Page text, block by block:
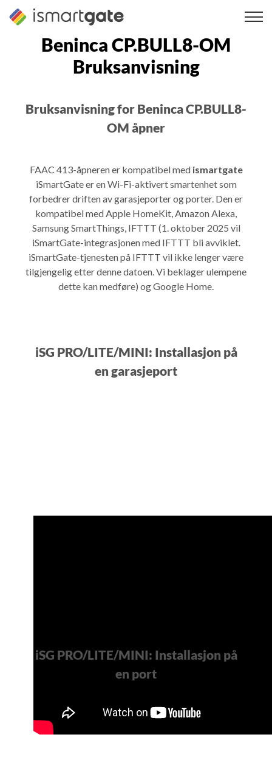
Hopp
Beninca CP.BULL8-OM
Bruksanvisning
Bruksanvisning for Beninca CP.BULL8-
OM åpner
FAAC 413-åpneren er kompatibel med ismartgate
iSmartGate er en Wi-Fi-aktivert smartenhet som
forbedrer driften av garasjeporter og porter. Den er
kompatibel med Apple HomeKit, Amazon Alexa,
Samsung SmartThings, IFTTT (1. oktober 2025 vil
iSmartGate-integrasjonen med IFTTT bli avviklet.
iSmartGate-tjenesten på IFTTT vil ikke lenger være
tilgjengelig etter denne datoen. Vi beklager ulempene
dette kan medføre) og Google Home.
iSG PRO/LITE/MINI: Installasjon på
en garasjeport
iSG PRO/LITE/MINI: Installasjon på
en port